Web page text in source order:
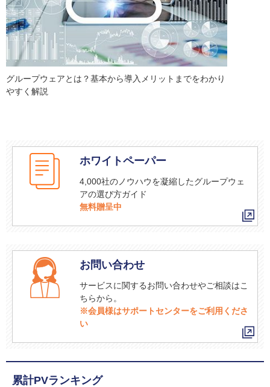
グループウェアとは？基本から導入メリットまでをわかり
やすく解説
ホワイトペーパー
4,000社のノウハウを凝縮したグループウェ
アの選び方ガイド
無料贈呈中
お問い合わせ
サービスに関するお問い合わせやご相談はこ
ちらから。
※会員様はサポートセンターをご利用くださ
い
累計PVランキング